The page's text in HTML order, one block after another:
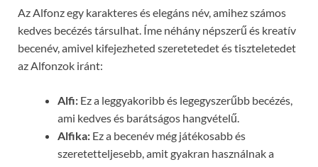
Az Alfonz egy karakteres és elegáns név, amihez számos
kedves becézés társulhat. Íme néhány népszerű és kreatív
becenév, amivel kifejezheted szeretetedet és tiszteletedet
az Alfonzok iránt:
Alfi: Ez a leggyakoribb és legegyszerűbb becézés,
ami kedves és barátságos hangvételű.
Alfika: Ez a becenév még játékosabb és
szeretetteljesebb, amit gyakran használnak a